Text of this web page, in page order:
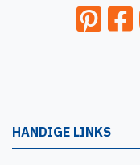
HANDIGE LINKS